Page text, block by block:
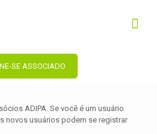
SE ASSOCIADO
ADIPA. Se você é um usuário
novos usuários podem se registrar